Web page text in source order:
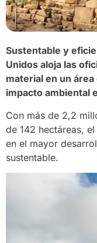
Sustentable y
Unidos aloja las
material en un
impacto ambiental
Con más de 2,2
de 142 hectáreas,
en el mayor
sustentable.